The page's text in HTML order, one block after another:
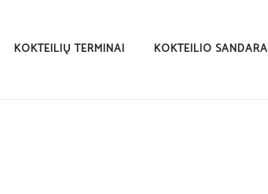
KOKTEILIŲ TERMINAI KOKTEILIO SANDARA